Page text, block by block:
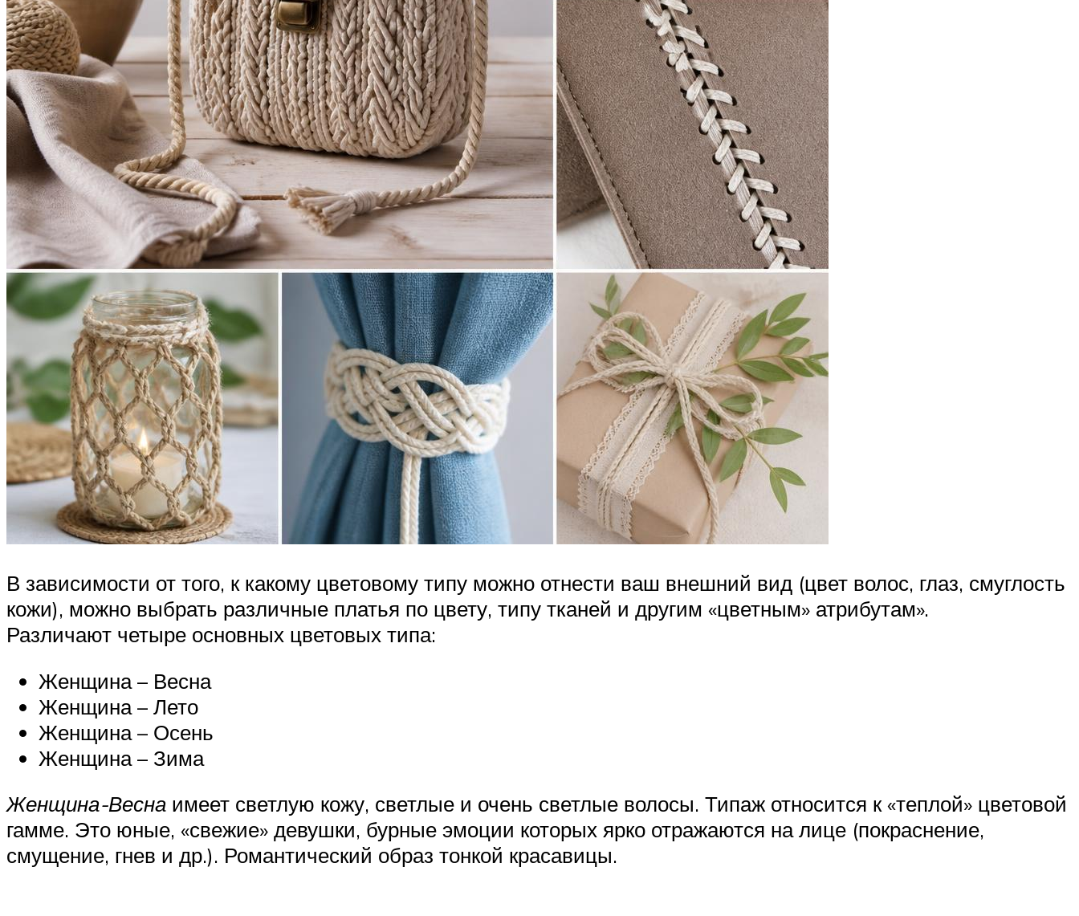
В зависимости от того, к какому цветовому типу можно отнести ваш внешний вид (цвет волос, глаз, смуглость
кожи), можно выбрать различные платья по цвету, типу тканей и другим «цветным» атрибутам».
Различают четыре основных цветовых типа:
Женщина – Весна
Женщина – Лето
Женщина – Осень
Женщина – Зима
Женщина-Весна имеет светлую кожу, светлые и очень светлые волосы. Типаж относится к «теплой» цветовой
гамме. Это юные, «свежие» девушки, бурные эмоции которых ярко отражаются на лице (покраснение,
смущение, гнев и др.). Романтический образ тонкой красавицы.